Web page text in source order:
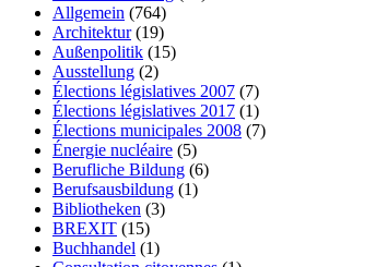
Allgemein (764)
Architektur(19)
Außenpolitik (15)
Ausstellung (2)
Élections législatives 2007 (7)
Élections législatives 2017 (1)
Élections municipales 2008 (7)
Énergie nucléaire (5)
Berufliche Bildung (6)
Berufsausbildung (1)
Bibliotheken (3)
BREXIT (15)
Buchhandel (1)